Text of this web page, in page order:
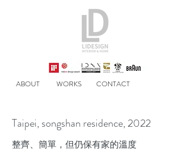
WORKS
ABOUT CONTACT
Taipei, songshan residence, 2022
整齊、簡單，但仍保有家的溫度